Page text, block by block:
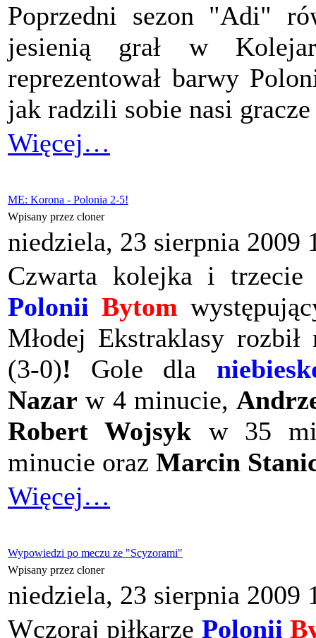
Poprzedni sezon "Adi"
jesienią grał w
reprezentował barwy
jak radzili sobie nasi
Więcej…
ME: Korona - Polonia 2-5!
Wpisany przez cloner
niedziela, 23 sierpnia 2009
Czwarta kolejka i trzecie
Polonii Bytom
Młodej Ekstraklasy
(3-0)! Gole dla
Nazar w 4 minucie,
Robert Wojsyk w 35
minucie oraz Marcin
Więcej…
Wypowiedzi po meczu ze "Scyzorami"
Wpisany przez cloner
niedziela, 23 sierpnia 2009
Wczoraj piłkarze Polonii